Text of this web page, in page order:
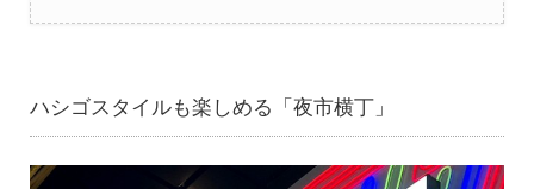
ハシゴスタイルも楽しめる「夜市横丁」